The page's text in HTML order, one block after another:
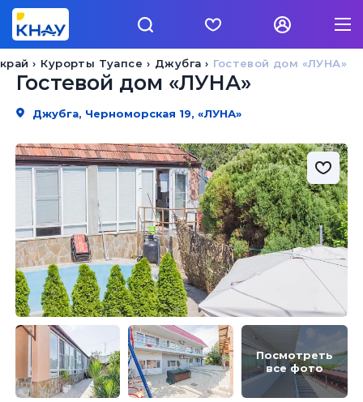
Гостевой дом «ЛУНА»
Джубга
Курорты Туапсе
Гостевой дом «ЛУНА»
Джубга, Черноморская 19, «ЛУНА»
Посмотреть
все фото